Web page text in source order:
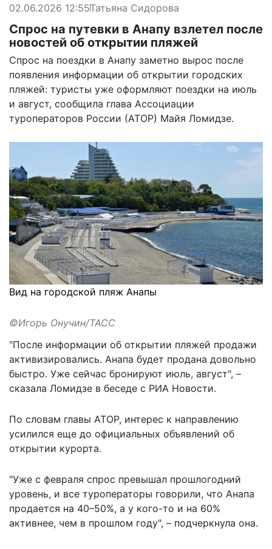
02.06.2026 12:55Татьяна Сидорова
Спрос на путевки в Анапу взлетел после
новостей об открытии пляжей
Спрос на поездки в Анапу заметно вырос после
появления информации об открытии городских
пляжей: туристы уже оформляют поездки на июль
и август, сообщила глава Ассоциации
туроператоров России (АТОР) Майя Ломидзе.
Вид на городской пляж Анапы
©Игорь Онучин/ТАСС
"После информации об открытии пляжей продажи
активизировались. Анапа будет продана довольно
быстро. Уже сейчас бронируют июль, август", –
сказала Ломидзе в беседе с РИА Новости.
По словам главы АТОР, интерес к направлению
усилился еще до официальных объявлений об
открытии курорта.
"Уже с февраля спрос превышал прошлогодний
уровень, и все туроператоры говорили, что Анапа
продается на 40–50%, а у кого-то и на 60%
активнее, чем в прошлом году", – подчеркнула она.